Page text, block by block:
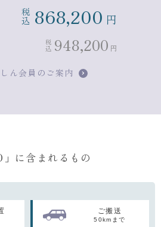
税
込 868,200 円
税
込 948,200 円
ん会員のご案内
」に含まれるもの
ご搬送
50kmまで